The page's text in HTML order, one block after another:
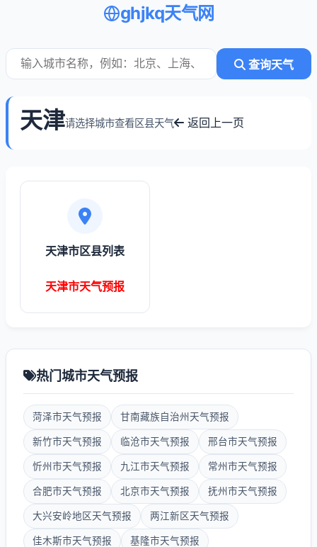
ghjkq天气网
查询天气
天津请选择城市查看区县天气 返回上一页
天津市区县列表
天津市天气预报
热门城市天气预报
菏泽市天气预报 甘南藏族自治州天气预报
新竹市天气预报 临沧市天气预报 邢台市天气预报
忻州市天气预报 九江市天气预报 常州市天气预报
合肥市天气预报 北京市天气预报 抚州市天气预报
大兴安岭地区天气预报 两江新区天气预报
佳木斯市天气预报 基隆市天气预报